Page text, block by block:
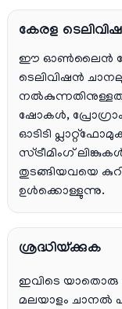
കേരള
ഈ ഓൺലൈൻ
ടെലിവിഷൻ
ഷോകൾ,
ഓടിടി
സ്ട്രീമിംഗ്
തുടങ്ങിയവയെ
ഉൾക്കൊള്ളുന്നു.
ശ്രദ്ധിയ്ക്കുക
ഇവിടെ യാതൊരു
മലയാളം ചാനല്‍